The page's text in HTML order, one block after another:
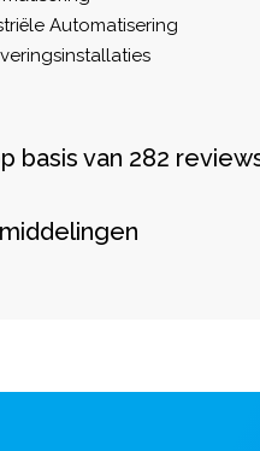
Automatisering
basis van 282